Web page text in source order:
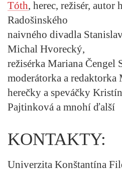
Tóth, herec, režisér, autor
Radošinského
naivného divadla
Michal Hvorecký,
režisérka Mariana Čengel
moderátorka a redaktorka
herečky a speváčky
Pajtinková a mnohí ďalší
KONTAKTY:
Univerzita Konštantína